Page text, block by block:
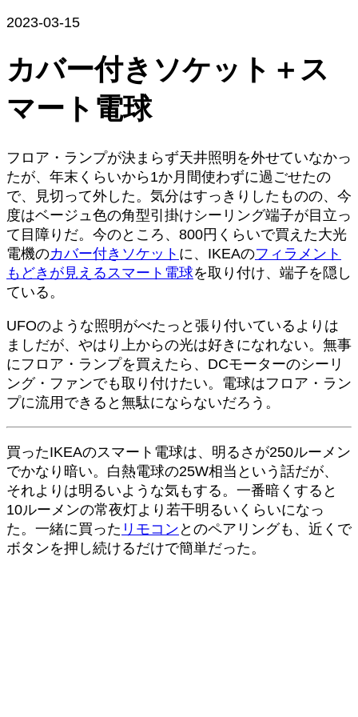
2023-03-15
カバー付きソケット＋ス
マート電球
フロア・ランプが決まらず天井照明を外せていなかっ
たが、年末くらいから1か月間使わずに過ごせたの
で、見切って外した。気分はすっきりしたものの、今
度はベージュ色の角型引掛けシーリング端子が目立っ
て目障りだ。今のところ、800円くらいで買えた大光
電機のカバー付きソケット に、IKEAのフィラメント
もどきが見えるスマート電球を取り付け、端子を隠し
ている。
UFOのような照明がべたっと張り付いているよりは
ましだが、やはり上からの光は好きになれない。無事
にフロア・ランプを買えたら、DCモーターのシーリ
ング・ファンでも取り付けたい。電球はフロア・ラン
プに流用できると無駄にならないだろう。
買ったIKEAのスマート電球は、明るさが250ルーメン
でかなり暗い。白熱電球の25W相当という話だが、
それよりは明るいような気もする。一番暗くすると
10ルーメンの常夜灯より若干明るいくらいになっ
た。一緒に買った リモコン とのペアリングも、近くで
ボタンを押し続けるだけで簡単だった。